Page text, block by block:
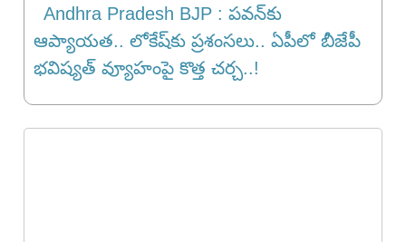
Andhra Pradesh BJP : పవన్‌కు
ఆప్యాయత.. లోకేష్‌కు ప్రశంసలు.. ఏపీలో బీజేపీ
భవిష్యత్ వ్యూహంపై కొత్త చర్చ..!